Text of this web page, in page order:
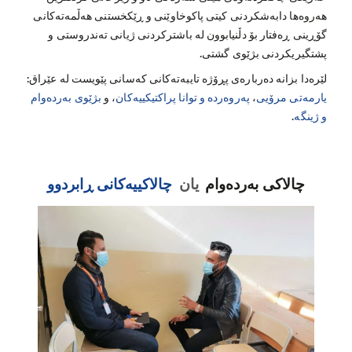
هەروەها دابەشکردنی کیتی پاکوخاوێنی و ڕێکخستنی هەڵمەتەکانی
گۆڕینی ڕەفتار بۆ دڵنیابوون لە باشترکردنی ژیانی تەندروستی و
پشتگیریکردنی بژێوی گشتی.
لێرەدا بزانە دەربارەی پڕۆژە تایبەتەکانی کەسانی پێویست لە عێراق:
یارمەتی مرۆیی، پەروەردە و توانا پراکتیکییەکان، و بژێوی بەردەوام
و ژینگە.
چالاکی بەردەوام یان چالاکییەکانی ڕابردوو